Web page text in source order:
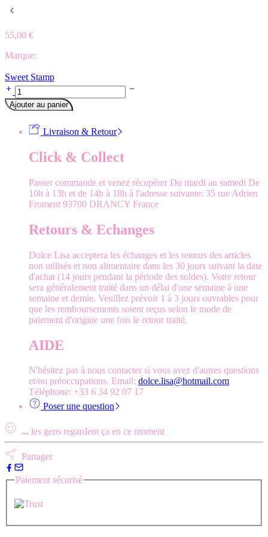
55,00 €
Marque:
Sweet Stamp
Ensemble
-
Majuscules,
Chiffres
Symboles
quantity
Ajouter au panier
Livraison & Retour
Click & Collect
Passer commande et venez récupérer Du mardi au samedi De
10h à 13h et de 14h à 18h à l'adresse suivante: 35 rue Adrien
Froment 93700 DRANCY France
Retours & Echanges
Dolce Lisa acceptera les échanges et les retours des articles
non utilisés et non alimentaire dans les 30 jours suivant la date
d'achat (14 jours pendant la période des soldes). Votre retour
sera généralement traité dans un délai d'une semaine à une
semaine et demie. Veuillez prévoir 1 à 3 jours ouvrables pour
que les remboursements soient reçus selon le mode de
paiement d'origine une fois le retour traité.
AIDE
N'hésitez pas à nous contacter si vous avez d'autres questions
et/ou préoccupations. Email: dolce.lisa@hotmail.com
Téléphone: +33 6 34 92 07 17
Poser une question
... les gens regardent ça en ce moment
Partager
Paiement sécurisé